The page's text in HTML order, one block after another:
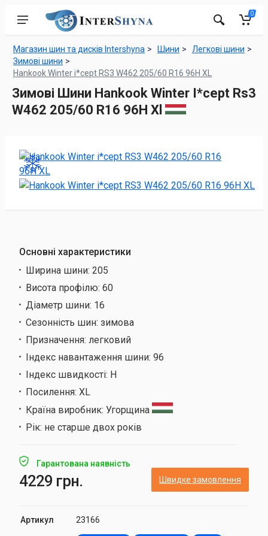
0
Магазин шин та дисків Intershyna Шини
Легкові шини
Зимові шини
Hankook Winter i*cept RS3 W462 205/60 R16 96H XL
Зимові Шини Hankook Winter I*cept Rs3
W462 205/60 R16 96H Xl
Основні характеристики
Ширина шини: 205
Висота профілю: 60
Діаметр шини: 16
Сезонність шин: зимова
Призначення: легковий
Індекс навантаження шини: 96
Індекс швидкості: H
Посилення: XL
Країна виробник: Угорщина
Рік: не старше двох років
Гарантована наявність
4229 грн. Швидке замовлення
Артикул 23166